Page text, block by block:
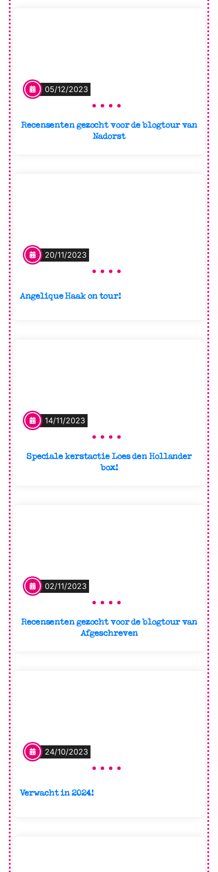
05/12/2023
Recensenten gezocht voor de blogtour van
Nadorst
20/11/2023
Angelique Haak on tour!
14/11/2023
Speciale kerstactie Loes den Hollander
box!
02/11/2023
Recensenten gezocht voor de blogtour van
Afgeschreven
24/10/2023
Verwacht in 2024!